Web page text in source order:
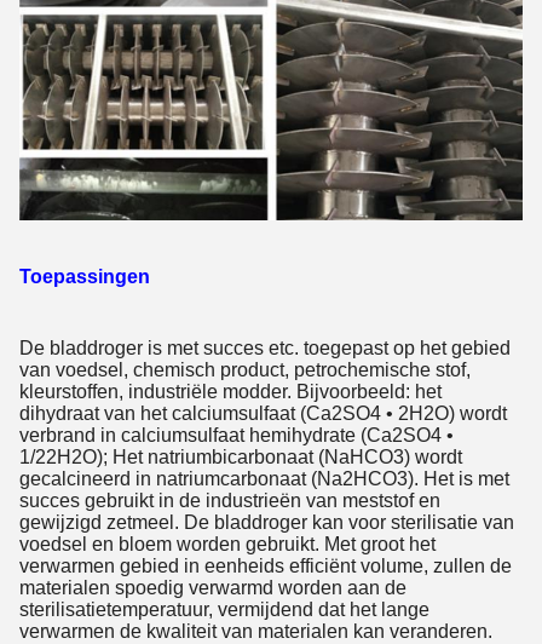
Toepassingen
De bladdroger is met succes etc. toegepast op het gebied
van voedsel, chemisch product, petrochemische stof,
kleurstoffen, industriële modder. Bijvoorbeeld: het
dihydraat van het calciumsulfaat (Ca2SO4 • 2H2O) wordt
verbrand in calciumsulfaat hemihydrate (Ca2SO4 •
1/22H2O); Het natriumbicarbonaat (NaHCO3) wordt
gecalcineerd in natriumcarbonaat (Na2HCO3). Het is met
succes gebruikt in de industrieën van meststof en
gewijzigd zetmeel. De bladdroger kan voor sterilisatie van
voedsel en bloem worden gebruikt. Met groot het
verwarmen gebied in eenheids efficiënt volume, zullen de
materialen spoedig verwarmd worden aan de
sterilisatietemperatuur, vermijdend dat het lange
verwarmen de kwaliteit van materialen kan veranderen.